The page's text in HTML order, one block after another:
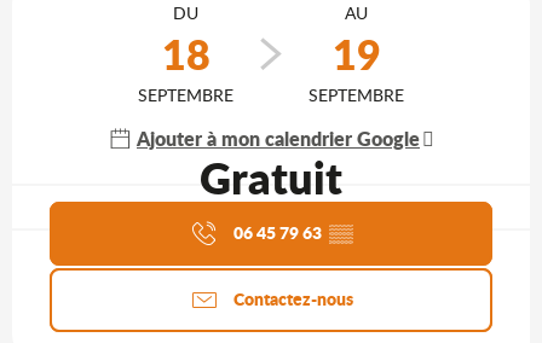
DU
18
SEPTEMBRE
AU
19
SEPTEMBRE
Ajouter à mon calendrier Google
Gratuit
Agenda du moment
06 45 79 63 ▒▒
Contactez-nous